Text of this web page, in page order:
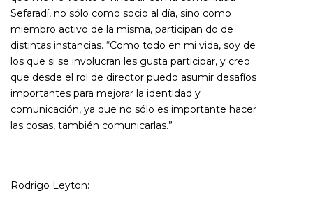
Sefaradí, no sólo como socio al día, sino como
miembro activo de la misma, participan do de
distintas instancias. “Como todo en mi vida, soy de
los que si se involucran les gusta participar, y creo
que desde el rol de director puedo asumir desafíos
importantes para mejorar la identidad y
comunicación, ya que no sólo es importante hacer
las cosas, también comunicarlas.”
Rodrigo Leyton: